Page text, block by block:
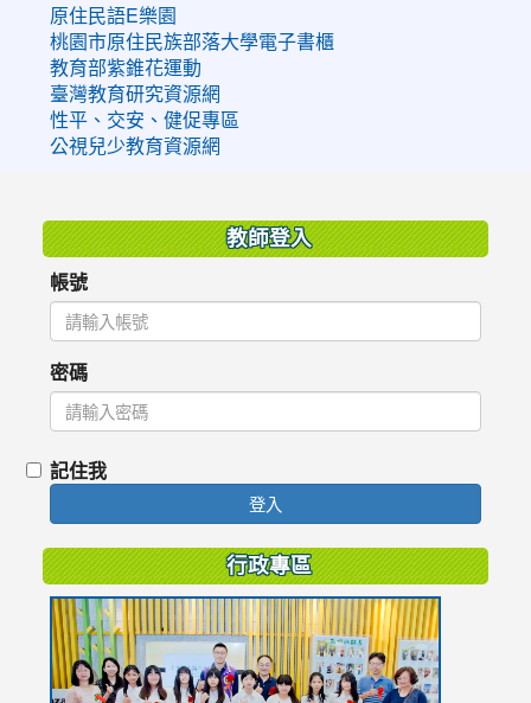
原住民語E樂園
桃園市原住民族部落大學電子書櫃
教育部紫錐花運動
臺灣教育研究資源網
性平、交安、健促專區
公視兒少教育資源網
教師登入
帳號
密碼
記住我
登入
行政專區